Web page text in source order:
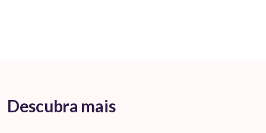
Descubra mais